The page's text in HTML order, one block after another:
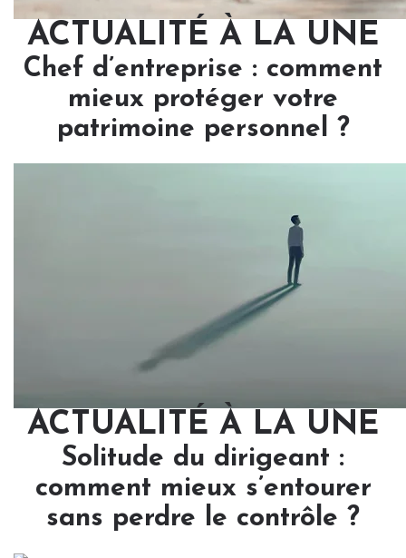
ACTUALITÉ À LA UNE
Chef d’entreprise : comment
mieux protéger votre
patrimoine personnel ?
ACTUALITÉ À LA UNE
Solitude du dirigeant :
comment mieux s’entourer
sans perdre le contrôle ?